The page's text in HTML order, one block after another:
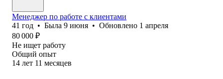
Менеджер по работе с клиентами
41 год • Была 9 июня • Обновлено 1 апреля
80 000 ₽
Не ищет работу
Общий опыт
14 лет 11 месяцев